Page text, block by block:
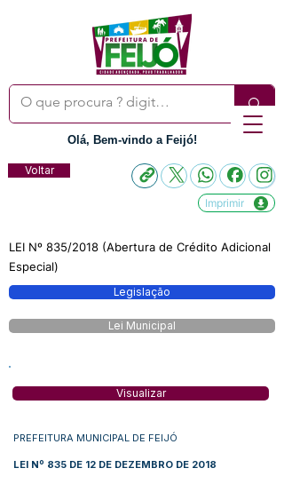
Olá, Bem-vindo a Feijó!
Voltar
Imprimir
LEI Nº 835/2018 (Abertura de Crédito Adicional
Especial)
Legislação
Lei Municipal
Visualizar
PREFEITURA MUNICIPAL DE FEIJÓ
LEI Nº 835 DE 12 DE DEZEMBRO DE 2018